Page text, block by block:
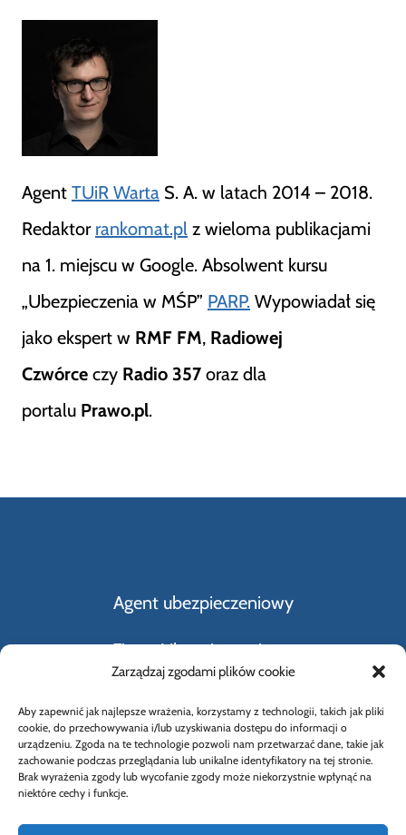
Zarządzaj zgodami plików cookie
Aby zapewnić jak najlepsze wrażenia, korzystamy z technologii, takich jak pliki
cookie, do przechowywania i/lub uzyskiwania dostępu do informacji o
urządzeniu. Zgoda na te technologie pozwoli nam przetwarzać dane, takie jak
zachowanie podczas przeglądania lub unikalne identyfikatory na tej stronie.
Brak wyrażenia zgody lub wycofanie zgody może niekorzystnie wpłynąć na
niektóre cechy i funkcje.
Agent TUiR Warta S. A. w latach 2014 – 2018.
Redaktor rankomat.pl z wieloma publikacjami
na 1. miejscu w Google. Absolwent kursu
„Ubezpieczenia w MŚP” PARP. Wypowiadał się
jako ekspert w RMF FM, Radiowej
Czwórce czy Radio 357 oraz dla
portalu Prawo.pl.
Agent ubezpieczeniowy
Firmy Ubezpieczeniowe
Rodzaje ubezpieczeń
Słownik Pojęć Ubezpieczeniowych